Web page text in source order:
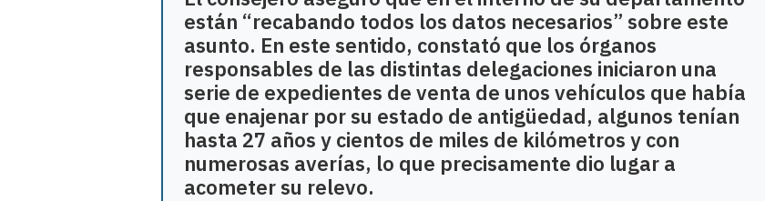
están “recabando todos los datos necesarios” sobre este
asunto. En este sentido, constató que los órganos
responsables de las distintas delegaciones iniciaron una
serie de expedientes de venta de unos vehículos que había
que enajenar por su estado de antigüedad, algunos tenían
hasta 27 años y cientos de miles de kilómetros y con
numerosas averías, lo que precisamente dio lugar a
acometer su relevo.